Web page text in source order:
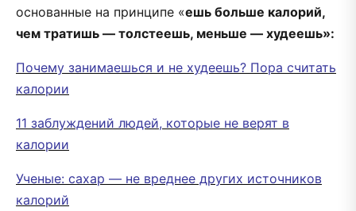
основанные на принципе «ешь больше калорий,
чем тратишь — толстеешь, меньше — худеешь»:
Почему занимаешься и не худеешь? Пора считать
калории
11 заблуждений людей, которые не верят в
калории
Ученые: сахар — не вреднее других источников
калорий